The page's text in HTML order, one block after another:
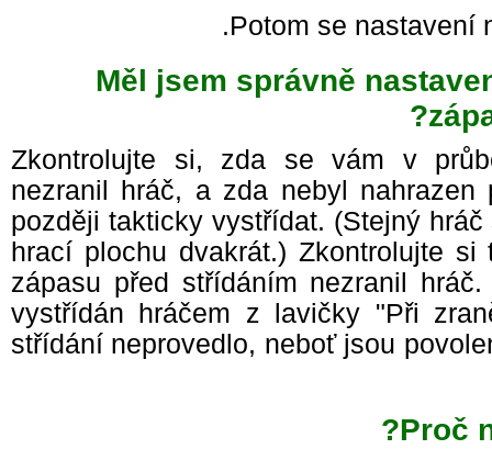
Potom se
Měl jsem správně
Zkontrolujte si, zda se vám v
nezranil hráč, a zda nebyl
později takticky vystřídat. (Stejný
hrací plochu dvakrát.) Zkontrolujte
zápasu před střídáním nezranil
vystřídán hráčem z lavičky "Při
střídání neprovedlo, neboť jsou
Proč